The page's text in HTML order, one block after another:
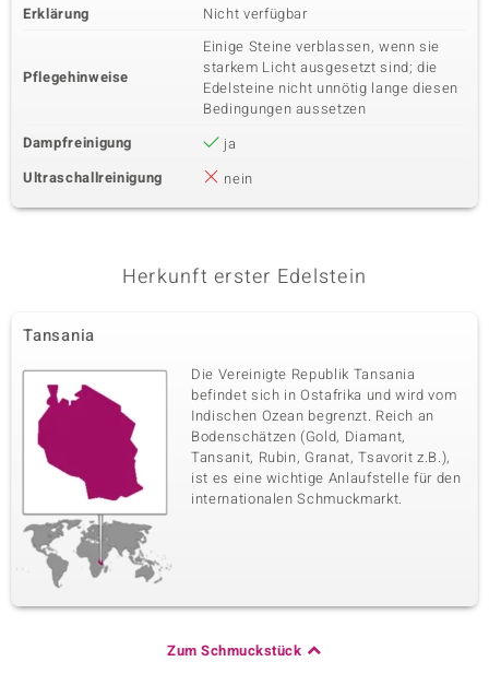
Erklärung
Nicht verfügbar
Pflegehinweise
Einige Steine verblassen, wenn sie
starkem Licht ausgesetzt sind; die
Edelsteine nicht unnötig lange diesen
Bedingungen aussetzen
Dampfreinigung
ja
Ultraschallreinigung
nein
Herkunft erster Edelstein
Tansania
Die Vereinigte Republik Tansania
befindet sich in Ostafrika und wird vom
Indischen Ozean begrenzt. Reich an
Bodenschätzen (Gold, Diamant,
Tansanit, Rubin, Granat, Tsavorit z.B.),
ist es eine wichtige Anlaufstelle für den
internationalen Schmuckmarkt.
Zum Schmuckstück